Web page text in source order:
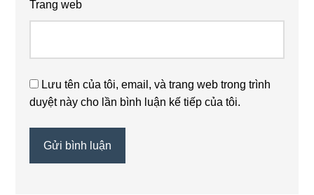
Trang web
Lưu tên của tôi, email, và trang web trong trình
duyệt này cho lần bình luận kế tiếp của tôi.